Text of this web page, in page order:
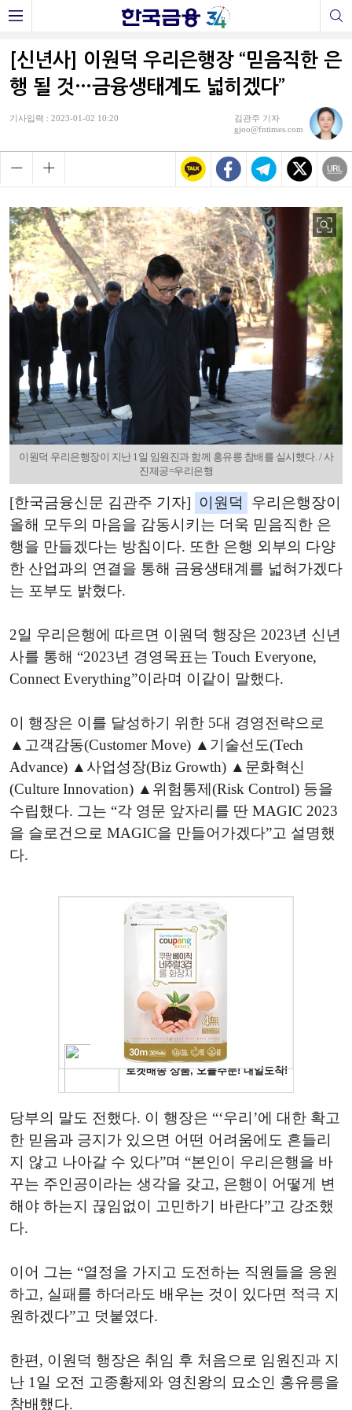
[신년사] 이원덕 우리은행장 “믿음직한 은
행 될 것…금융생태계도 넓히겠다”
기사입력 : 2023-01-02 10:20
김관주 기자
gjoo@fntimes.com
이원덕 우리은행장이 지난 1일 임원진과 함께 홍유릉 참배를 실시했다. / 사
진제공=우리은행
[한국금융신문 김관주 기자] 이원덕
우리은행장이
올해 모두의 마음을 감동시키는 더욱 믿음직한 은
행을 만들겠다는 방침이다. 또한 은행 외부의 다양
한 산업과의 연결을 통해 금융생태계를 넓혀가겠다
는 포부도 밝혔다.
2일 우리은행에 따르면 이원덕 행장은 2023년 신년
사를 통해 “2023년 경영목표는 Touch Everyone,
Connect Everything”이라며 이같이 말했다.
이 행장은 이를 달성하기 위한 5대 경영전략으로
▲고객감동(Customer Move) ▲기술선도(Tech
Advance) ▲사업성장(Biz Growth) ▲문화혁신
(Culture Innovation) ▲위험통제(Risk Control) 등을
수립했다. 그는 “각 영문 앞자리를 딴 MAGIC 2023
을 슬로건으로 MAGIC을 만들어가겠다”고 설명했
다.
당부의 말도 전했다. 이 행장은 “‘우리’에 대한 확고
한 믿음과 긍지가 있으면 어떤 어려움에도 흔들리
지 않고 나아갈 수 있다”며 “본인이 우리은행을 바
꾸는 주인공이라는 생각을 갖고, 은행이 어떻게 변
해야 하는지 끊임없이 고민하기 바란다”고 강조했
다.
이어 그는 “열정을 가지고 도전하는 직원들을 응원
하고, 실패를 하더라도 배우는 것이 있다면 적극 지
원하겠다”고 덧붙였다.
한편, 이원덕 행장은 취임 후 처음으로 임원진과 지
난 1일 오전 고종황제와 영친왕의 묘소인 홍유릉을
참배했다.